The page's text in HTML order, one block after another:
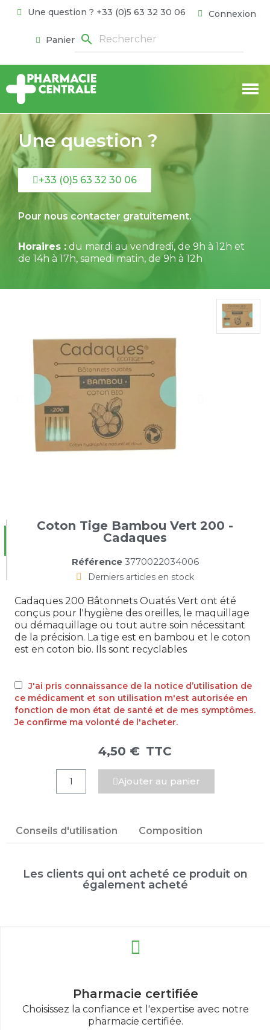
Une question ? +33 (0)5 63 32 30 06 Connexion
Panier search
Une question ?
+33 (0)5 63 32 30 06
Pour nous contacter gratuitement.
Horaires : du mardi au vendredi, de 9h à 12h et
de 14h à 17h, samedi matin, de 9h à 12h
Coton Tige Bambou Vert 200 -
Cadaques
Référence 3770022034006
Derniers articles en stock
Cadaques 200 Bâtonnets Ouatés Vert ont été
conçus pour l'hygiène des oreilles, le maquillage
ou démaquillage ou tout autre soin nécessitant
de la précision. La tige est en bambou et le coton
est en coton bio. Ils sont recyclables
J'ai pris connaissance de la notice d’utilisation de
ce médicament et son utilisation m'est autorisée en
fonction de mon état de santé et de mes symptômes.
Je confirme ma volonté de l'acheter.
4,50 € TTC
Ajouter au panier
Conseils d'utilisation Composition
Les clients qui ont acheté ce produit on
également acheté
Pharmacie certifiée
Choisissez la confiance et l'expertise avec notre
pharmacie certifiée.